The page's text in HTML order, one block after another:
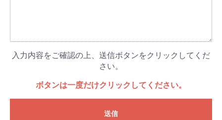
入力内容をご確認の上、送信ボタンをクリックしてくだ
さい。
ボタンは一度だけクリックしてください。
送信